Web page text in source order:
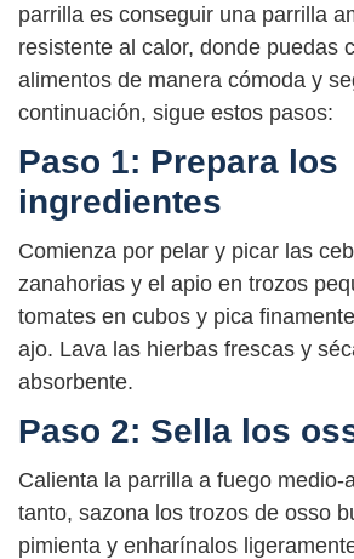
parrilla es conseguir una parrilla
resistente al calor, donde puedas
alimentos de manera cómoda y
continuación, sigue estos pasos:
Paso 1: Prepara los
ingredientes
Comienza por pelar y picar las
zanahorias y el apio en trozos
tomates en cubos y pica
ajo. Lava las hierbas frescas y
absorbente.
Paso 2: Sella los
Calienta la parrilla a fuego medio-
tanto, sazona los trozos de osso
pimienta y enharínalos